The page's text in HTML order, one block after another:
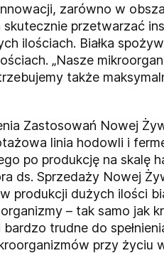
zarówno w
przetwarzać
ilościach. Białka
„Nasze
także
Zastosowań Nowej
linia hodowli i
po produkcję na skalę
ds. Sprzedaży Nowej
produkcji dużych ilości
– tak samo jak
trudne do
przy życiu